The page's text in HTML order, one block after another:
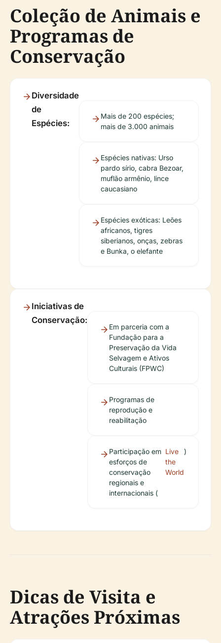
Coleção de Animais e
Programas de
Conservação
Diversidade
de
Espécies:
Mais de 200 espécies;
mais de 3.000 animais
Espécies nativas: Urso
pardo sírio, cabra Bezoar,
muflão armênio, lince
caucasiano
Espécies exóticas: Leões
africanos, tigres
siberianos, onças, zebras
e Bunka, o elefante
Iniciativas de
Conservação:
Em parceria com a
Fundação para a
Preservação da Vida
Selvagem e Ativos
Culturais (FPWC)
Programas de
reprodução e
reabilitação
Participação em
esforços de
conservação
regionais e
internacionais (
Live
the
World
)
Dicas de Visita e
Atrações Próximas